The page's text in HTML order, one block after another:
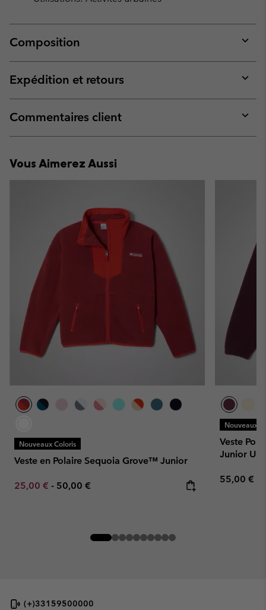
Composition
or
Expédition et retours
or
Commentaires client
or
Vous Aimerez Aussi
Nouveaux Coloris
Veste en Polaire Sequoia Grove™ Junior
Minimum sale price:
25,00 € - Maximum price:
50,00 €
Nouveaux
Veste
Junior
Regular
55,00 €
(+)33159500000